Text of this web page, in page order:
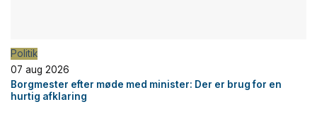
Politik
07 aug 2026
Borgmester efter møde med minister: Der er brug for en
hurtig afklaring